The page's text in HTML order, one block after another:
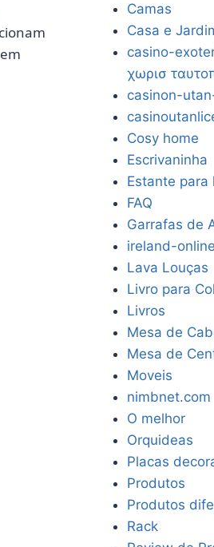
Camas
Casa e
casino-
χωρισ
casinon-
Cosy home
Escrivaninha
Estante para
FAQ
Garrafas de
ireland-
Lava Louças
Livro para
Livros
Mesa de
Mesa de
Moveis
nimbnet.com
O melhor
Orquideas
Placas
Produtos
Produtos
Rack